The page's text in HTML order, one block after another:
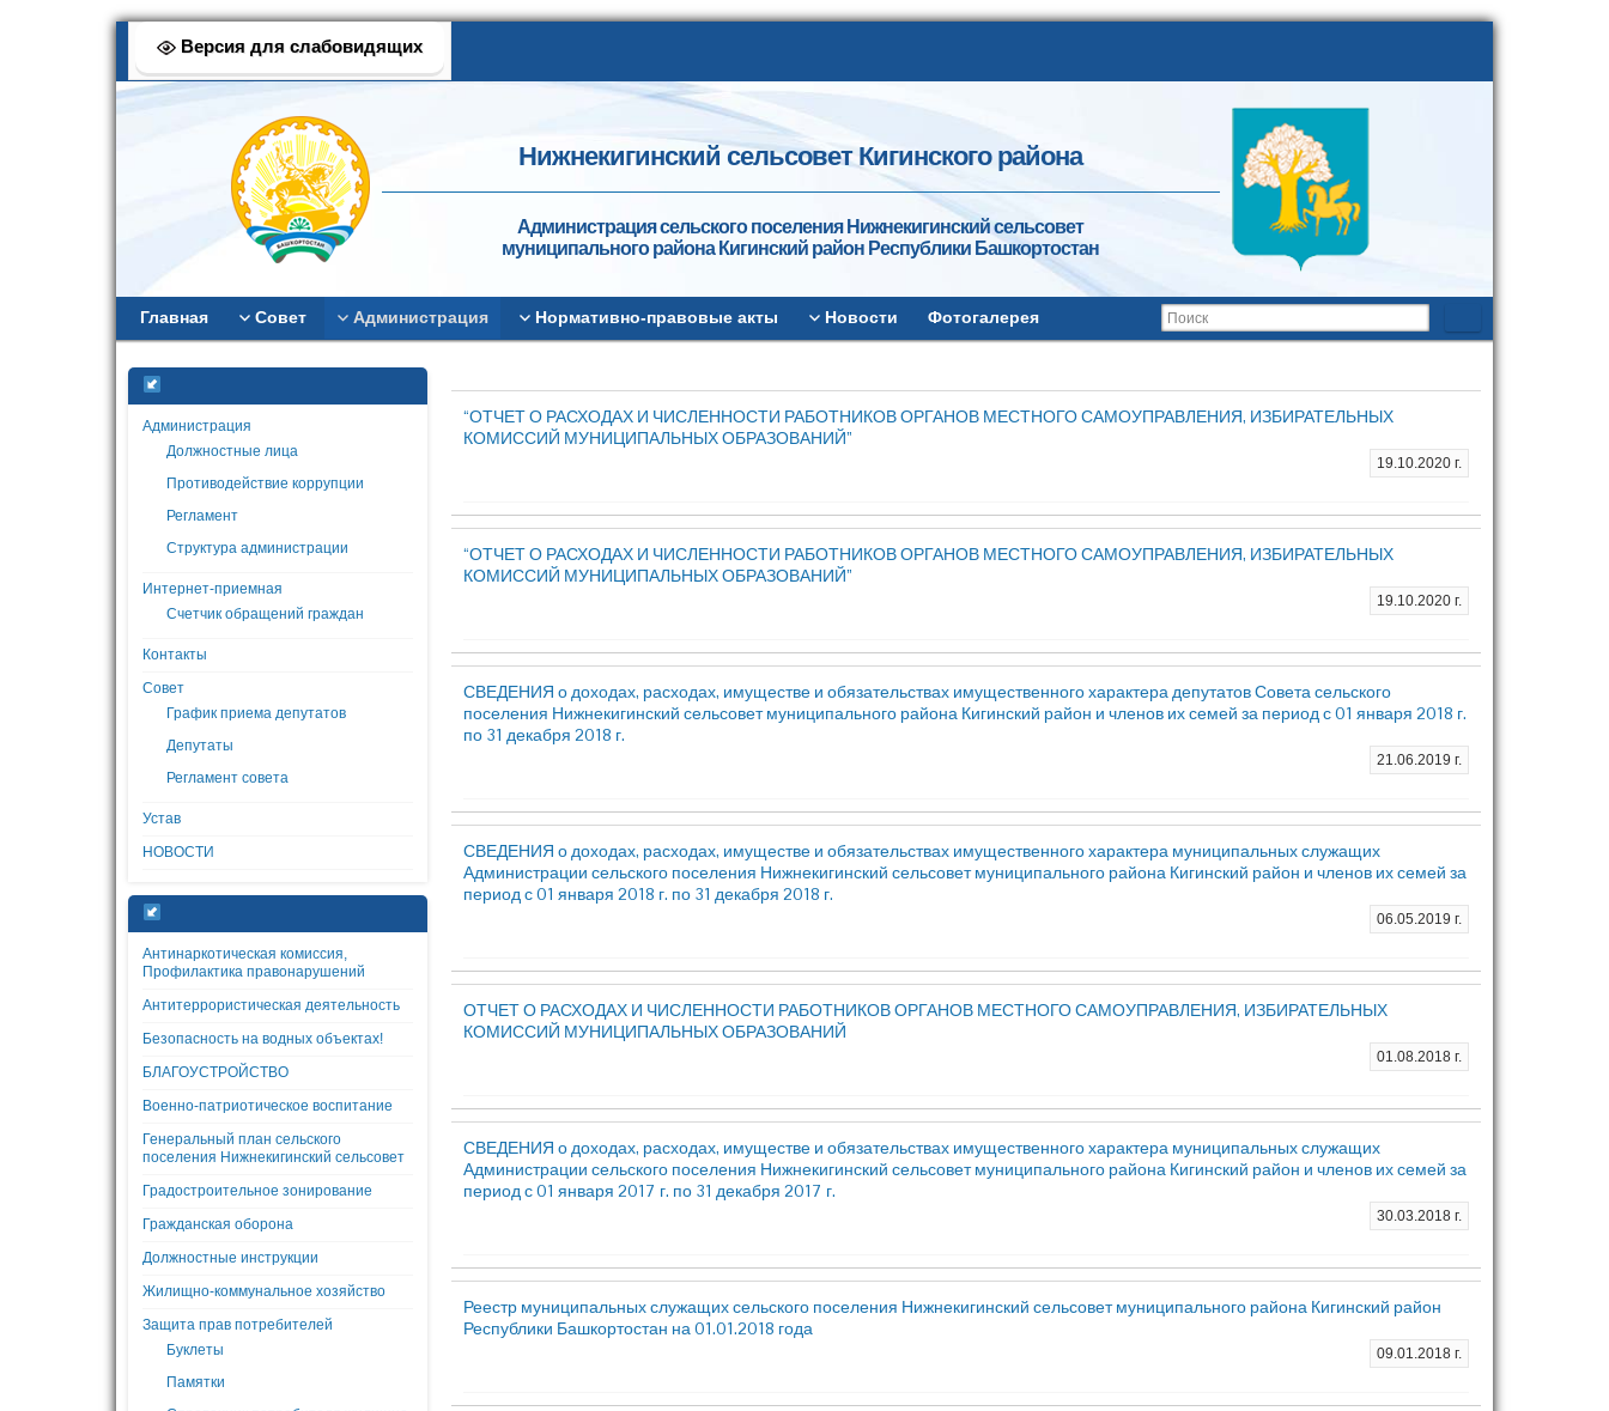
Версия для слабовидящих
Нижнекигинский сельсовет Кигинского района
Администрация сельского поселения Нижнекигинский сельсовет
муниципального района Кигинский район Республики Башкортостан
Главная Совет Администрация Нормативно-правовые акты Новости Фотогалерея
Администрация
Должностные лица
Противодействие коррупции
Регламент
Структура администрации
Интернет-приемная
Счетчик обращений граждан
Контакты
Совет
График приема депутатов
Депутаты
Регламент совета
Устав
НОВОСТИ
Антинаркотическая комиссия,
Профилактика правонарушений
Антитеррористическая деятельность
Безопасность на водных объектах!
БЛАГОУСТРОЙСТВО
Военно-патриотическое воспитание
Генеральный план сельского
поселения Нижнекигинский сельсовет
Градостроительное зонирование
Гражданская оборона
Должностные инструкции
Жилищно-коммунальное хозяйство
Защита прав потребителей
Буклеты
Памятки
“ОТЧЕТ О РАСХОДАХ И ЧИСЛЕННОСТИ РАБОТНИКОВ ОРГАНОВ МЕСТНОГО САМОУПРАВЛЕНИЯ, ИЗБИРАТЕЛЬНЫХ
КОМИССИЙ МУНИЦИПАЛЬНЫХ ОБРАЗОВАНИЙ”
19.10.2020 г.
“ОТЧЕТ О РАСХОДАХ И ЧИСЛЕННОСТИ РАБОТНИКОВ ОРГАНОВ МЕСТНОГО САМОУПРАВЛЕНИЯ, ИЗБИРАТЕЛЬНЫХ
КОМИССИЙ МУНИЦИПАЛЬНЫХ ОБРАЗОВАНИЙ”
19.10.2020 г.
СВЕДЕНИЯ о доходах, расходах, имуществе и обязательствах имущественного характера депутатов Совета сельского
поселения Нижнекигинский сельсовет муниципального района Кигинский район и членов их семей за период с 01 января 2018 г.
по 31 декабря 2018 г.
21.06.2019 г.
СВЕДЕНИЯ о доходах, расходах, имуществе и обязательствах имущественного характера муниципальных служащих
Администрации сельского поселения Нижнекигинский сельсовет муниципального района Кигинский район и членов их семей за
период с 01 января 2018 г. по 31 декабря 2018 г.
06.05.2019 г.
ОТЧЕТ О РАСХОДАХ И ЧИСЛЕННОСТИ РАБОТНИКОВ ОРГАНОВ МЕСТНОГО САМОУПРАВЛЕНИЯ, ИЗБИРАТЕЛЬНЫХ
КОМИССИЙ МУНИЦИПАЛЬНЫХ ОБРАЗОВАНИЙ
01.08.2018 г.
СВЕДЕНИЯ о доходах, расходах, имуществе и обязательствах имущественного характера муниципальных служащих
Администрации сельского поселения Нижнекигинский сельсовет муниципального района Кигинский район и членов их семей за
период с 01 января 2017 г. по 31 декабря 2017 г.
30.03.2018 г.
Реестр муниципальных служащих сельского поселения Нижнекигинский сельсовет муниципального района Кигинский район
Республики Башкортостан на 01.01.2018 года
09.01.2018 г.